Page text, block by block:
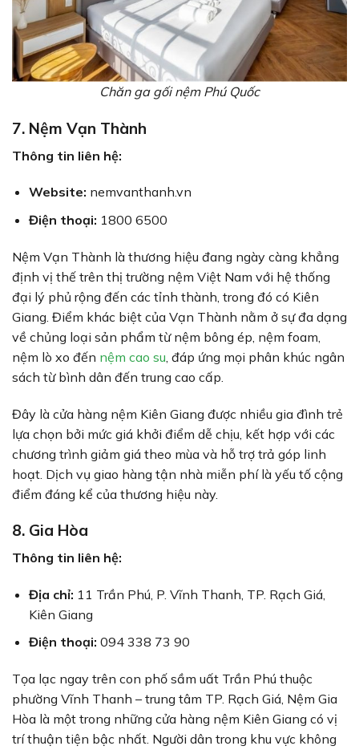
Chăn ga gối nệm Phú Quốc
7. Nệm Vạn Thành
Thông tin liên hệ:
Website: nemvanthanh.vn
Điện thoại: 1800 6500
Nệm Vạn Thành là thương hiệu đang ngày càng khẳng
định vị thế trên thị trường nệm Việt Nam với hệ thống
đại lý phủ rộng đến các tỉnh thành, trong đó có Kiên
Giang. Điểm khác biệt của Vạn Thành nằm ở sự đa dạng
về chủng loại sản phẩm từ nệm bông ép, nệm foam,
nệm lò xo đến nệm cao su , đáp ứng mọi phân khúc ngân
sách từ bình dân đến trung cao cấp.
Đây là cửa hàng nệm Kiên Giang được nhiều gia đình trẻ
lựa chọn bởi mức giá khởi điểm dễ chịu, kết hợp với các
chương trình giảm giá theo mùa và hỗ trợ trả góp linh
hoạt. Dịch vụ giao hàng tận nhà miễn phí là yếu tố cộng
điểm đáng kể của thương hiệu này.
8. Gia Hòa
Thông tin liên hệ:
Địa chỉ: 11 Trần Phú, P. Vĩnh Thanh, TP. Rạch Giá,
Kiên Giang
Điện thoại: 094 338 73 90
Tọa lạc ngay trên con phố sầm uất Trần Phú thuộc
phường Vĩnh Thanh – trung tâm TP. Rạch Giá, Nệm Gia
Hòa là một trong những cửa hàng nệm Kiên Giang có vị
trí thuận tiện bậc nhất. Người dân trong khu vực không